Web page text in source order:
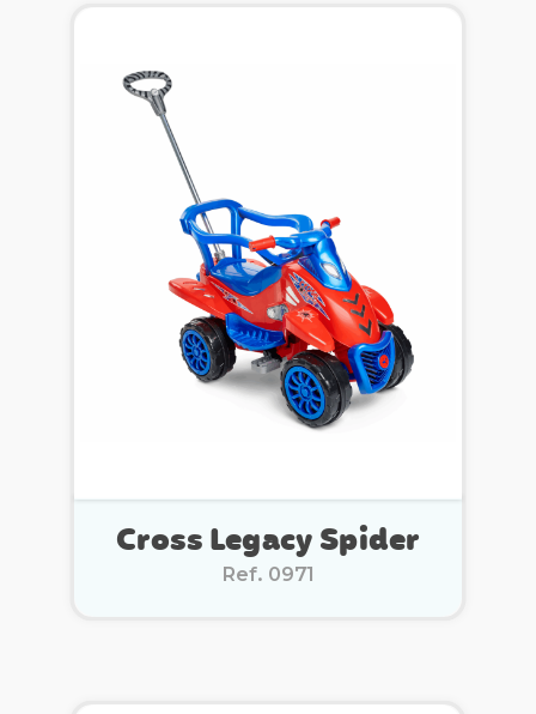
Cross Legacy Spider
Ref. 0971